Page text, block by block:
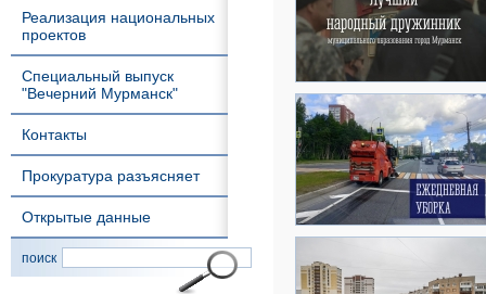
Реализация национальных
проектов
Специальный выпуск
"Вечерний Мурманск"
Контакты
Прокуратура разъясняет
Открытые данные
поиск